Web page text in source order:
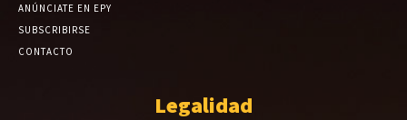
ANÚNCIATE EN EPY
SUBSCRIBIRSE
CONTACTO
Legalidad